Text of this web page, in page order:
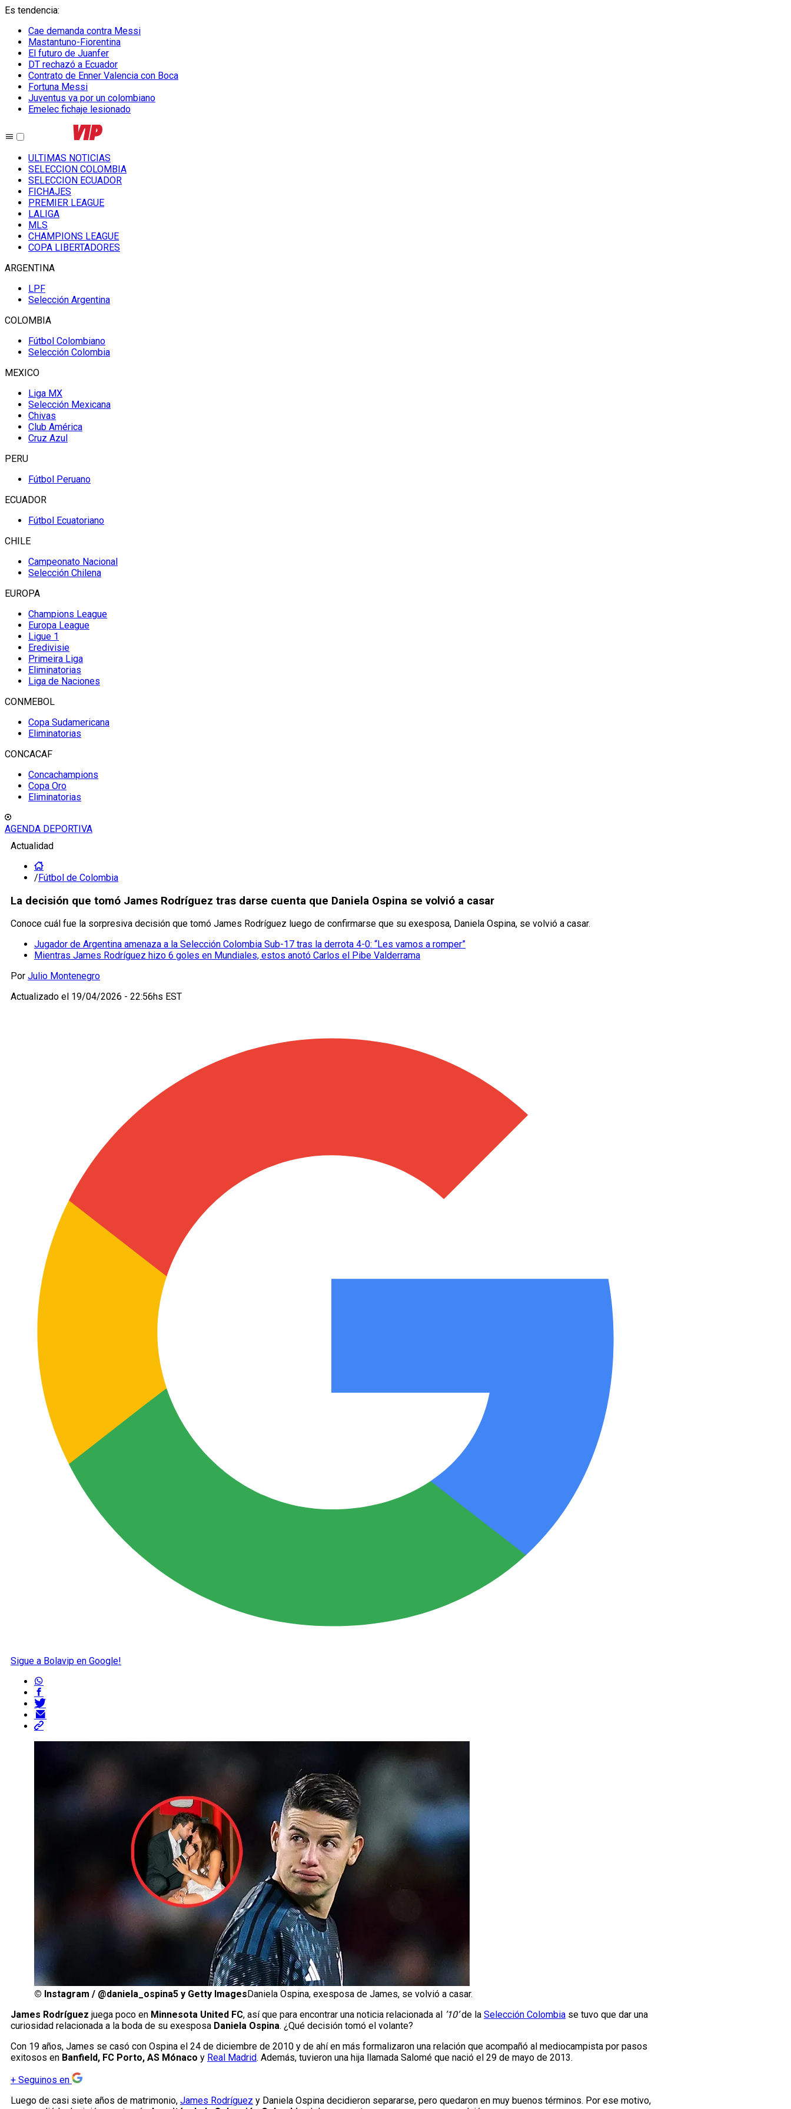
Es tendencia:
Cae demanda contra Messi
Mastantuno-Fiorentina
El futuro de Juanfer
DT rechazó a Ecuador
Contrato de Enner Valencia con Boca
Fortuna Messi
Juventus va por un colombiano
Emelec fichaje lesionado
ULTIMAS NOTICIAS
SELECCION COLOMBIA
SELECCION ECUADOR
FICHAJES
PREMIER LEAGUE
LALIGA
MLS
CHAMPIONS LEAGUE
COPA LIBERTADORES
ARGENTINA
LPF
Selección Argentina
COLOMBIA
Fútbol Colombiano
Selección Colombia
MEXICO
Liga MX
Selección Mexicana
Chivas
Club América
Cruz Azul
PERU
Fútbol Peruano
ECUADOR
Fútbol Ecuatoriano
CHILE
Campeonato Nacional
Selección Chilena
EUROPA
Champions League
Europa League
Ligue 1
Eredivisie
Primeira Liga
Eliminatorias
Liga de Naciones
CONMEBOL
Copa Sudamericana
Eliminatorias
CONCACAF
Concachampions
Copa Oro
Eliminatorias
AGENDA DEPORTIVA
Actualidad
/Fútbol de Colombia
La decisión que tomó James Rodríguez tras darse cuenta que Daniela Ospina se volvió a casar
Conoce cuál fue la sorpresiva decisión que tomó James Rodríguez luego de confirmarse que su exesposa, Daniela Ospina, se volvió a casar.
Jugador de Argentina amenaza a la Selección Colombia Sub-17 tras la derrota 4-0: “Les vamos a romper”
Mientras James Rodríguez hizo 6 goles en Mundiales, estos anotó Carlos el Pibe Valderrama
Por Julio Montenegro
Actualizado el 19/04/2026 - 22:56hs EST
Sigue a Bolavip en Google!
© Instagram / @daniela_ospina5 y Getty Images Daniela Ospina, exesposa de James, se volvió a casar.
James Rodríguez juega poco en Minnesota United FC, así que para encontrar una noticia relacionada al ’10’de la Selección Colombia se tuvo que dar una
curiosidad relacionada a la boda de su exesposa Daniela Ospina. ¿Qué decisión tomó el volante?
Con 19 años, James se casó con Ospina el 24 de diciembre de 2010 y de ahí en más formalizaron una relación que acompañó al mediocampista por pasos
exitosos en Banfield, FC Porto, AS Mónaco y Real Madrid. Además, tuvieron una hija llamada Salomé que nació el 29 de mayo de 2013.
+ Seguinos en
Luego de casi siete años de matrimonio, James Rodríguez y Daniela Ospina decidieron separarse, pero quedaron en muy buenos términos. Por ese motivo,